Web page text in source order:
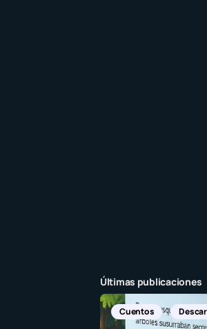
Últimas publicaciones